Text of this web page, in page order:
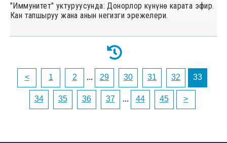
"Иммунитет" уктуруусунда: Донорлор күнүнѳ карата эфир.
Кан тапшыруу жана анын негизги эрежелери.
< 1 2 ... 29 30 31 32 33
34 35 36 37 ... 44 45 >